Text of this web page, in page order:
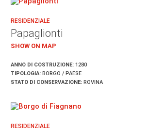
RESIDENZIALE
Papaglionti
SHOW ON MAP
ANNO DI COSTRUZIONE: 1280
TIPOLOGIA: BORGO / PAESE
STATO DI CONSERVAZIONE: ROVINA
RESIDENZIALE